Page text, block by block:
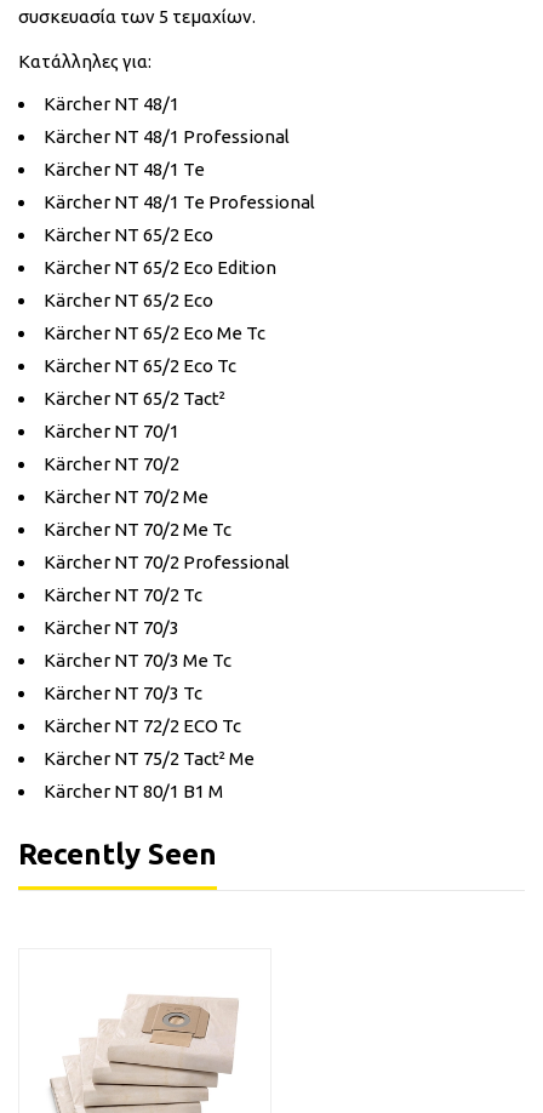
συσκευασία των 5 τεμαχίων.
Κατάλληλες για:
Kärcher NT 48/1
Kärcher NT 48/1 Professional
Kärcher NT 48/1 Te
Kärcher NT 48/1 Te Professional
Kärcher NT 65/2 Eco
Kärcher NT 65/2 Eco Edition
Kärcher NT 65/2 Eco
Kärcher NT 65/2 Eco Me Tc
Kärcher NT 65/2 Eco Tc
Kärcher NT 65/2 Tact²
Kärcher NT 70/1
Kärcher NT 70/2
Kärcher NT 70/2 Me
Kärcher NT 70/2 Me Tc
Kärcher NT 70/2 Professional
Kärcher NT 70/2 Tc
Kärcher NT 70/3
Kärcher NT 70/3 Me Tc
Kärcher NT 70/3 Tc
Kärcher NT 72/2 ECO Tc
Kärcher NT 75/2 Tact² Me
Kärcher NT 80/1 B1 M
Recently Seen